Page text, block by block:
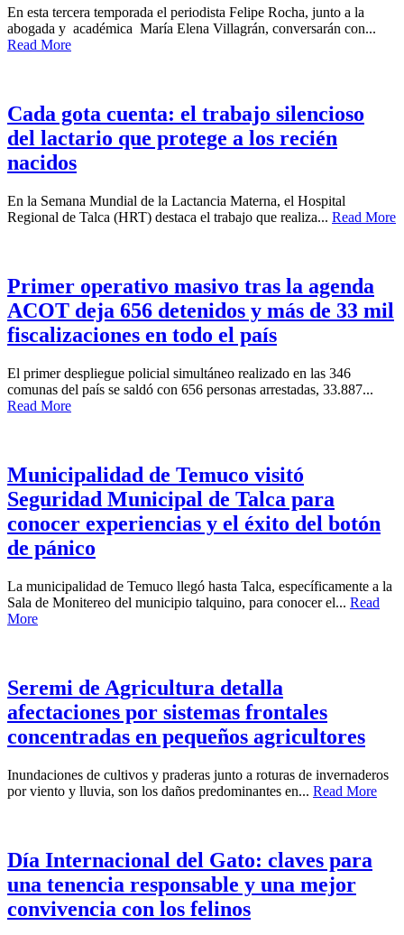
En esta tercera temporada el periodista Felipe Rocha, junto a la
abogada y académica María Elena Villagrán, conversarán con...
Read More
Cada gota cuenta: el trabajo silencioso
del lactario que protege a los recién
nacidos
En la Semana Mundial de la Lactancia Materna, el Hospital
Regional de Talca (HRT) destaca el trabajo que realiza... Read More
Primer operativo masivo tras la agenda
ACOT deja 656 detenidos y más de 33 mil
fiscalizaciones en todo el país
El primer despliegue policial simultáneo realizado en las 346
comunas del país se saldó con 656 personas arrestadas, 33.887...
Read More
Municipalidad de Temuco visitó
Seguridad Municipal de Talca para
conocer experiencias y el éxito del botón
de pánico
La municipalidad de Temuco llegó hasta Talca, específicamente a la
Sala de Monitereo del municipio talquino, para conocer el... Read
More
Seremi de Agricultura detalla
afectaciones por sistemas frontales
concentradas en pequeños agricultores
Inundaciones de cultivos y praderas junto a roturas de invernaderos
por viento y lluvia, son los daños predominantes en... Read More
Día Internacional del Gato: claves para
una tenencia responsable y una mejor
convivencia con los felinos